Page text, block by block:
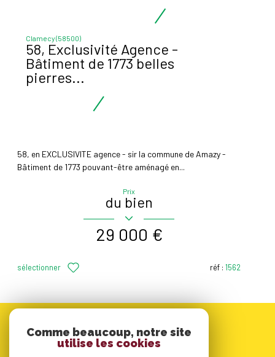
Clamecy (58500)
58, Exclusivité Agence -
Bâtiment de 1773 belles
pierres...
58, en EXCLUSIVITE agence - sir la commune de Amazy -
Bâtiment de 1773 pouvant-être aménagé en...
Prix
du bien
29 000 €
sélectionner réf : 1562
Comme beaucoup, notre site
utilise les cookies